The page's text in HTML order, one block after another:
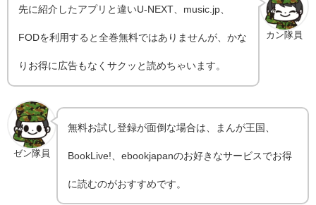
カン隊員
先に紹介したアプリと違いU-NEXT、music.jp、
FODを利用すると全巻無料ではありませんが、かな
りお得に広告もなくサクッと読めちゃいます。
ゼン隊員
無料お試し登録が面倒な場合は、まんが王国、
BookLive!、ebookjapanのお好きなサービスでお得
に読むのがおすすめです。